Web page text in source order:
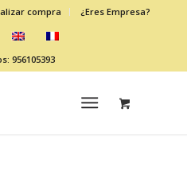
compra ¿Eres Empresa?
956105393